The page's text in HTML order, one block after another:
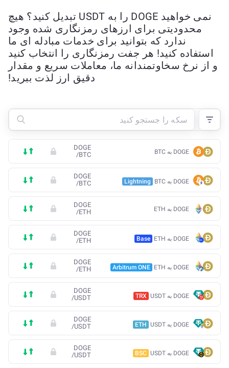
نمی خواهید DOGE را به USDT تبدیل کنید؟ هیچ
محدودیتی برای ارزهای رمزنگاری شده وجود
ندارد که بتوانید برای خدمات مبادله ای ما
استفاده کنید! هر جفت رمزنگاری را انتخاب کنید
و از نرخ سخاوتمندانه ما، معاملات سریع و مقدار
دقیق ارز لذت ببرید!
DOGE به BTC
DOGE
/BTC
DOGE به BTC Lightning
DOGE
/BTC
DOGE به ETH
DOGE
/ETH
DOGE به ETH Base
DOGE
/ETH
DOGE به ETH Arbitrum ONE
DOGE
/ETH
DOGE به USDT TRX
DOGE
/USDT
DOGE به USDT ETH
DOGE
/USDT
DOGE به USDT BSC
DOGE
/USDT